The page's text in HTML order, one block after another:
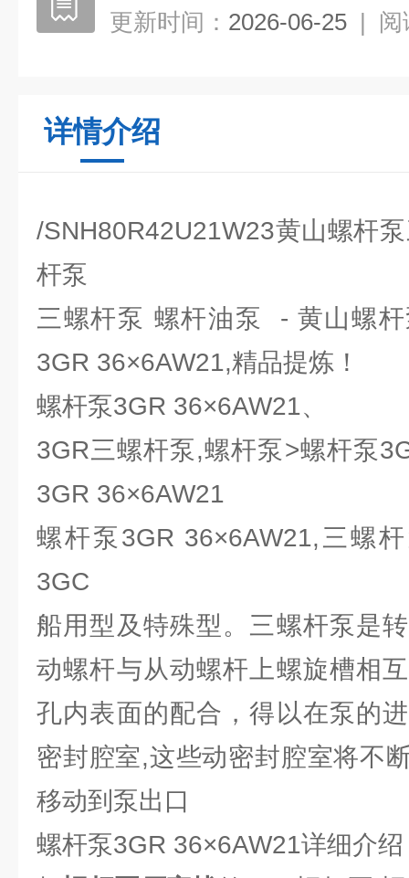
更新时间： 2026-06-25 | 阅
详情介绍
/SNH80R42U21W23黄山螺杆
杆泵
三螺杆泵 螺杆油泵 - 黄山螺
3GR 36×6AW21,精品提炼！
螺杆泵3GR 36×6AW21、
3GR三螺杆泵,螺杆泵>螺杆泵
3GR 36×6AW21
螺杆泵3GR 36×6AW21,三螺
3GC
船用型及特殊型。三螺杆泵是
动螺杆与从动螺杆上螺旋槽相
孔内表面的配合，得以在泵的
密封腔室,这些动密封腔室将不
移动到泵出口
螺杆泵3GR 36×6AW21详细介绍